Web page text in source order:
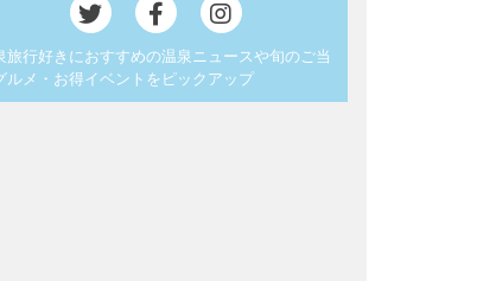
旅行好きにおすすめの温泉ニュースや旬のご当
ルメ・お得イベントをピックアップ